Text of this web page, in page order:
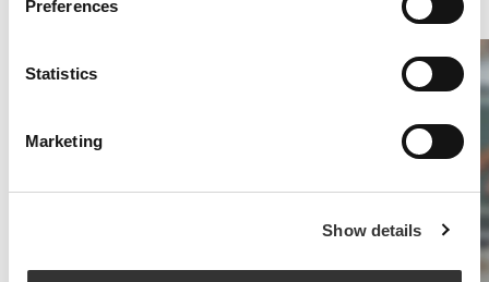
Preferences
Statistics
Marketing
Show details
Ważne jest, aby mieć energię na cały mecz.